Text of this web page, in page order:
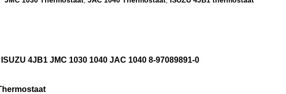
4JB1 JMC 1030 1040 JAC 1040 8-97089891-0